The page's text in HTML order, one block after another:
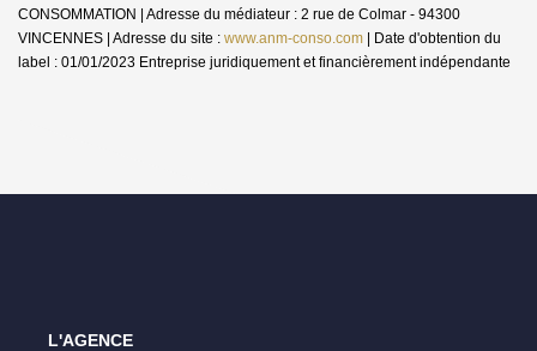
CONSOMMATION | Adresse du médiateur : 2 rue de Colmar - 94300
VINCENNES | Adresse du site : www.anm-conso.com | Date d'obtention du
label : 01/01/2023 Entreprise juridiquement et financièrement indépendante
L'AGENCE